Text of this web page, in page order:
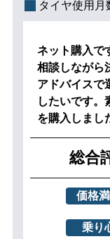
タイヤ使用月
ネット購入で
相談しながら
アドバイスで
したいです。
を購入しまし
総合
価格
乗り